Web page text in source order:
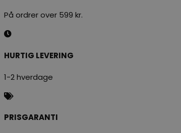
På ordrer over 599 kr.
HURTIG LEVERING
1-2 hverdage
PRISGARANTI